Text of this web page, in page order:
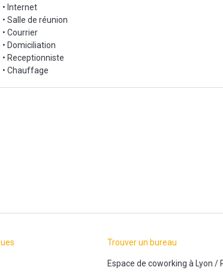
• Internet
• Salle de réunion
• Courrier
• Domiciliation
• Receptionniste
• Chauffage
Trouver un bureau
Espace de coworking à Lyon /